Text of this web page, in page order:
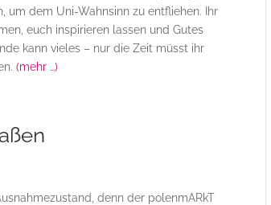
um dem Uni-Wahnsinn zu entfliehen. Ihr
euch inspirieren lassen und Gutes
kann vieles – nur die Zeit müsst ihr
(mehr …)
denn der polenmARkT